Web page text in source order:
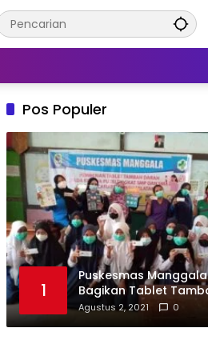
Pos Populer
1
Puskesmas Manggala
Bagikan Tablet
Darah di Beberapa
Agustus 2, 2021 0